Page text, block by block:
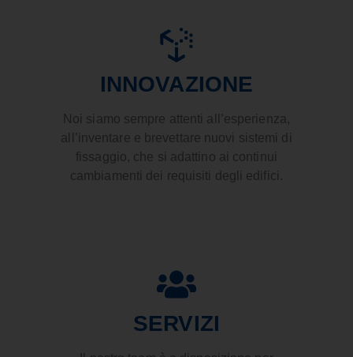
INNOVAZIONE
Noi siamo sempre attenti all’esperienza,
all’inventare e brevettare nuovi sistemi di
fissaggio, che si adattino ai continui
cambiamenti dei requisiti degli edifici.
SERVIZI